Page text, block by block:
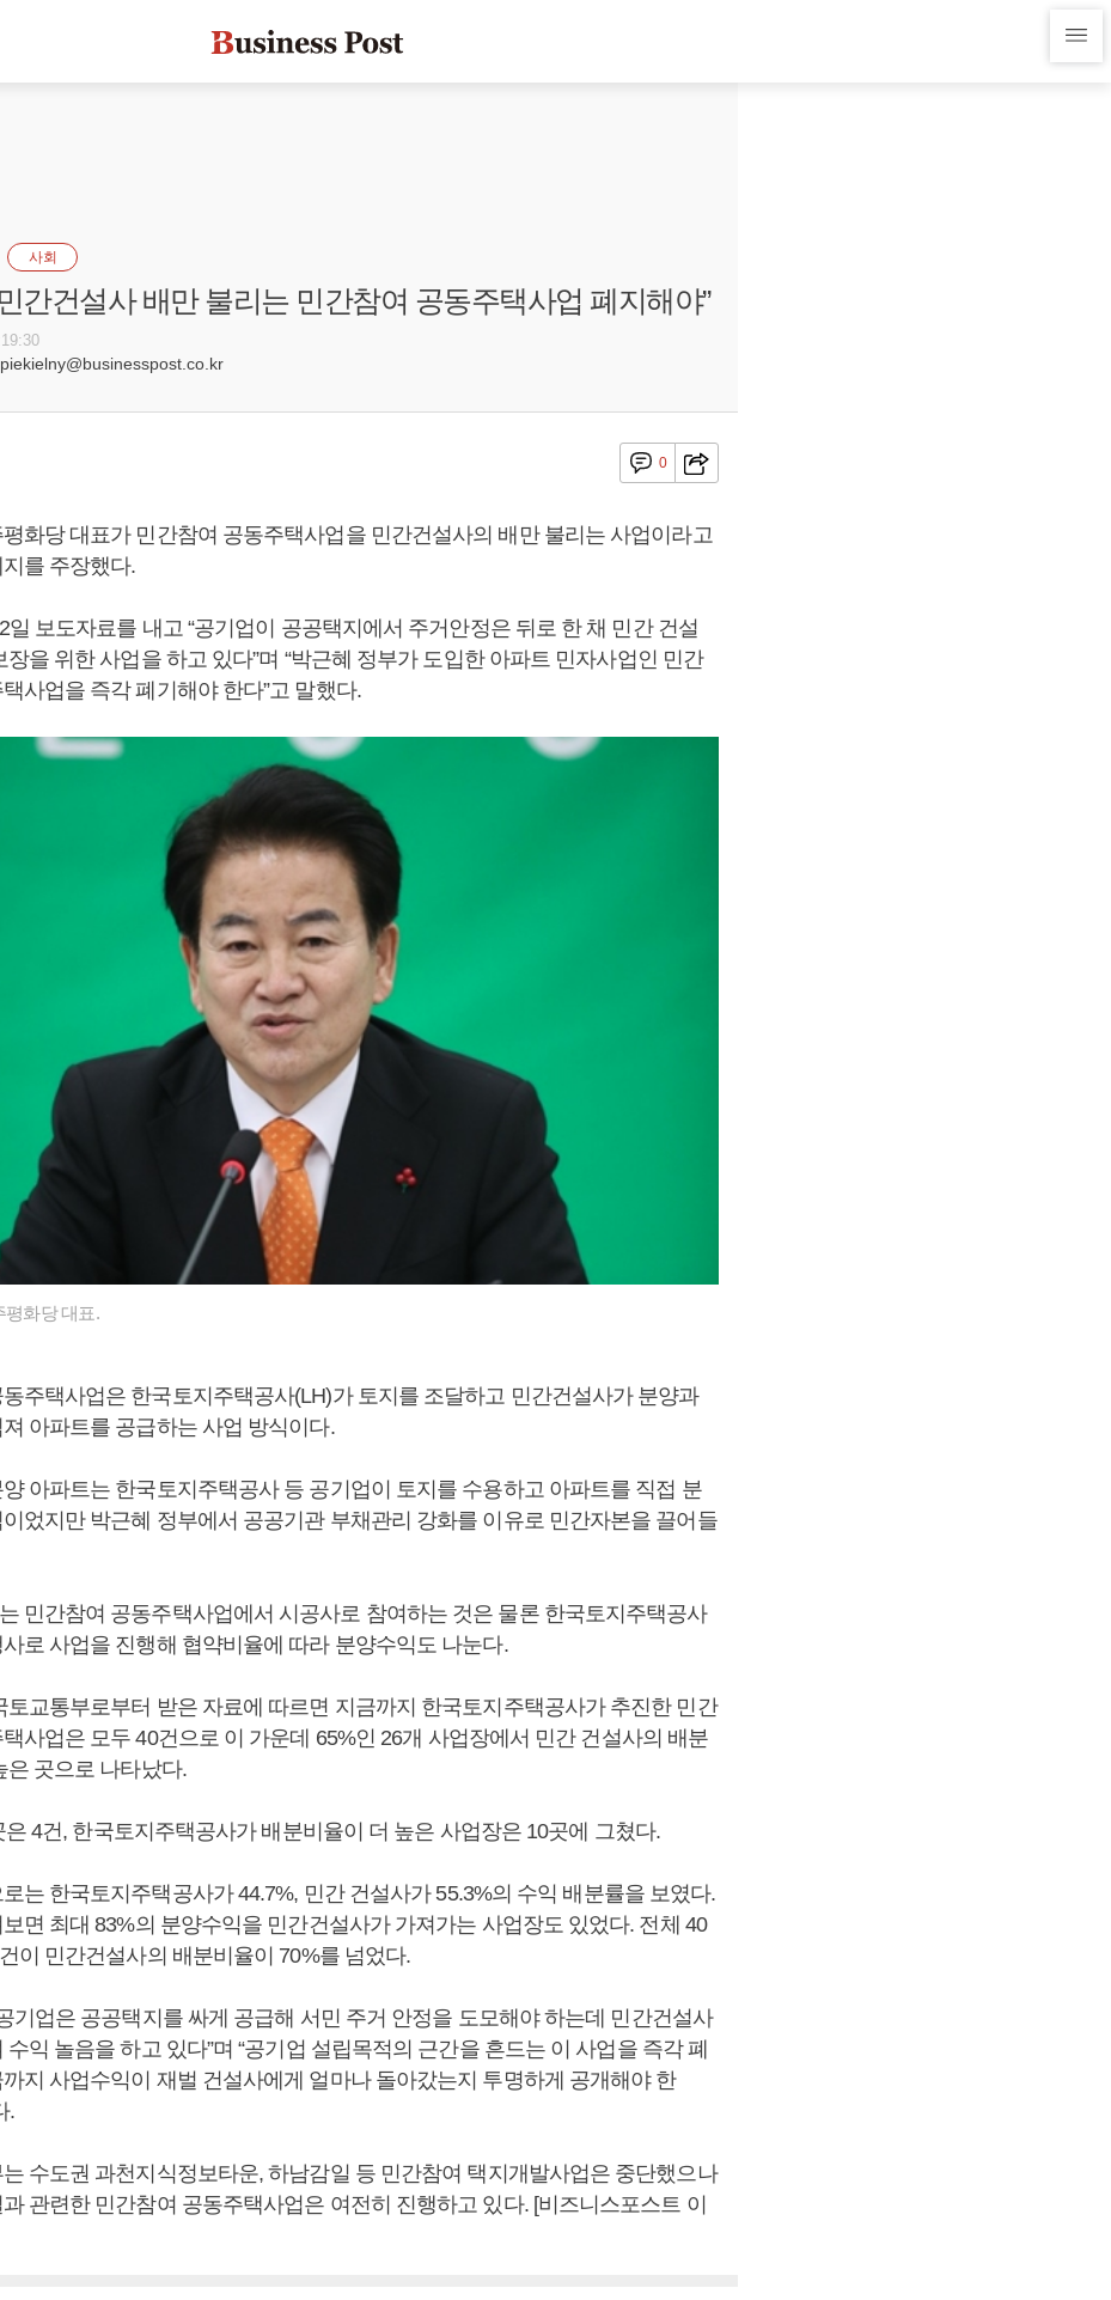
사회
간건설사 배만 불리는 민간참여 공동주택사업 폐지해야”
0
평화당 대표가 민간참여 공동주택사업을 민간건설사의 배만 불리는 사업이라고
를 주장했다.
일 보도자료를 내고 “공기업이 공공택지에서 주거안정은 뒤로 한 채 민간 건설
장을 위한 사업을 하고 있다”며 “박근혜 정부가 도입한 아파트 민자사업인 민간
사업을 즉각 폐기해야 한다”고 말했다.
평화당 대표.
주택사업은 한국토지주택공사(LH)가 토지를 조달하고 민간건설사가 분양과
아파트를 공급하는 사업 방식이다.
아파트는 한국토지주택공사 등 공기업이 토지를 수용하고 아파트를 직접 분
었지만 박근혜 정부에서 공공기관 부채관리 강화를 이유로 민간자본을 끌어들
민간참여 공동주택사업에서 시공사로 참여하는 것은 물론 한국토지주택공사
로 사업을 진행해 협약비율에 따라 분양수익도 나눈다.
토교통부로부터 받은 자료에 따르면 지금까지 한국토지주택공사가 추진한 민간
사업은 모두 40건으로 이 가운데 65%인 26개 사업장에서 민간 건설사의 배분
은 곳으로 나타났다.
은 4건, 한국토지주택공사가 배분비율이 더 높은 사업장은 10곳에 그쳤다.
는 한국토지주택공사가 44.7%, 민간 건설사가 55.3%의 수익 배분률을 보였다.
면 최대 83%의 분양수익을 민간건설사가 가져가는 사업장도 있었다. 전체 40
이 민간건설사의 배분비율이 70%를 넘었다.
기업은 공공택지를 싸게 공급해 서민 주거 안정을 도모해야 하는데 민간건설사
수익 놀음을 하고 있다”며 “공기업 설립목적의 근간을 흔드는 이 사업을 즉각 폐
지 사업수익이 재벌 건설사에게 얼마나 돌아갔는지 투명하게 공개해야 한
.
수도권 과천지식정보타운, 하남감일 등 민간참여 택지개발사업은 중단했으나
관련한 민간참여 공동주택사업은 여전히 진행하고 있다. [비즈니스포스트 이